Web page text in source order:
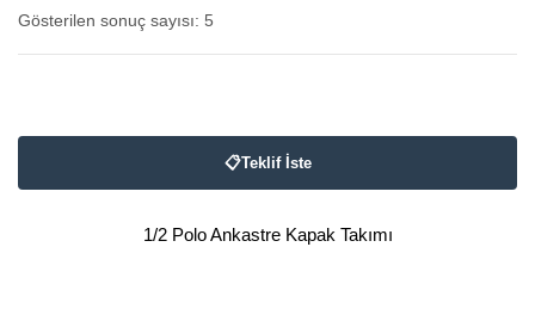
Gösterilen sonuç sayısı: 5
📋Teklif İste
1/2 Polo Ankastre Kapak Takımı